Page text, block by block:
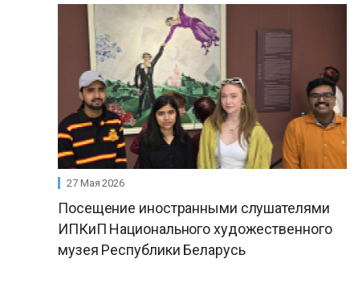
27 Мая 2026
Посещение иностранными слушателями
ИПКиП Национального художественного
музея Республики Беларусь